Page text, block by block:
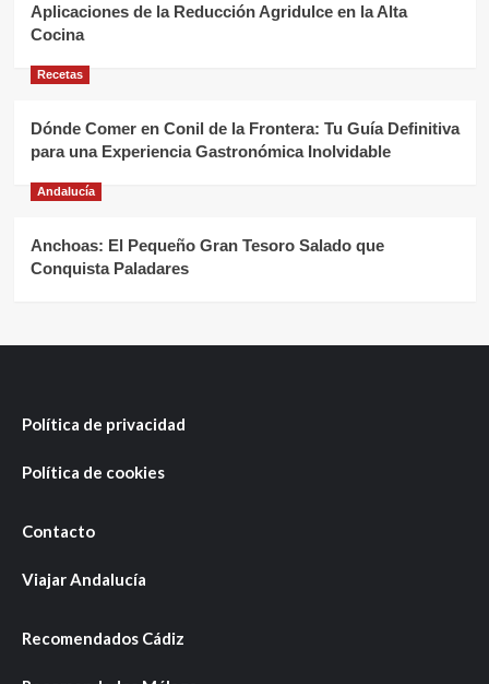
Aplicaciones de la Reducción Agridulce en la Alta
Cocina
Recetas
Dónde Comer en Conil de la Frontera: Tu Guía Definitiva
para una Experiencia Gastronómica Inolvidable
Andalucía
Anchoas: El Pequeño Gran Tesoro Salado que
Conquista Paladares
Política de privacidad
Política de cookies
Contacto
Viajar Andalucía
Recomendados Cádiz